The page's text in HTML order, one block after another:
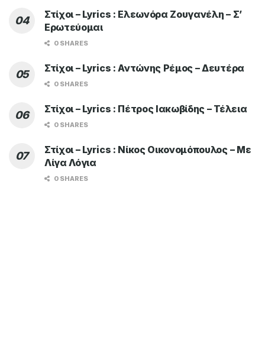
Στίχοι – Lyrics : Ελεωνόρα Ζουγανέλη – Σ’
Ερωτεύομαι
0 SHARES
Στίχοι – Lyrics : Αντώνης Ρέμος – Δευτέρα
0 SHARES
Στίχοι – Lyrics : Πέτρος Ιακωβίδης – Τέλεια
0 SHARES
Στίχοι – Lyrics : Νίκος Οικονομόπουλος – Με
Λίγα Λόγια
0 SHARES